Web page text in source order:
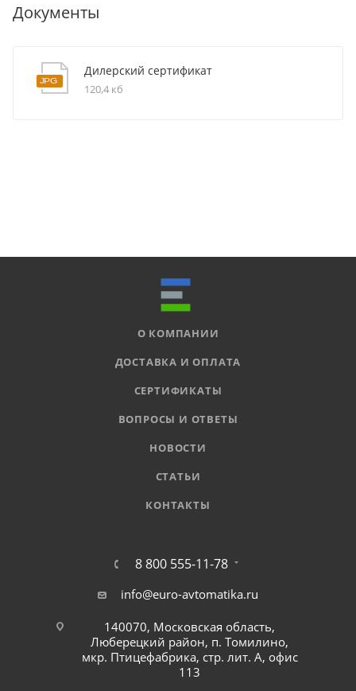
Документы
Дилерский сертификат
120,4 кб
О КОМПАНИИ
ДОСТАВКА И ОПЛАТА
СЕРТИФИКАТЫ
ВОПРОСЫ И ОТВЕТЫ
НОВОСТИ
СТАТЬИ
КОНТАКТЫ
8 800 555-11-78
info@euro-avtomatika.ru
140070, Московская область,
Люберецкий район, п. Томилино,
мкр. Птицефабрика, стр. лит. А, офис
113